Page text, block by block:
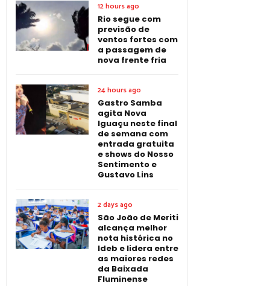
12 hours ago
Rio segue com
previsão de
ventos fortes com
a passagem de
nova frente fria
24 hours ago
Gastro Samba
agita Nova
Iguaçu neste final
de semana com
entrada gratuita
e shows do Nosso
Sentimento e
Gustavo Lins
2 days ago
São João de Meriti
alcança melhor
nota histórica no
Ideb e lidera entre
as maiores redes
da Baixada
Fluminense